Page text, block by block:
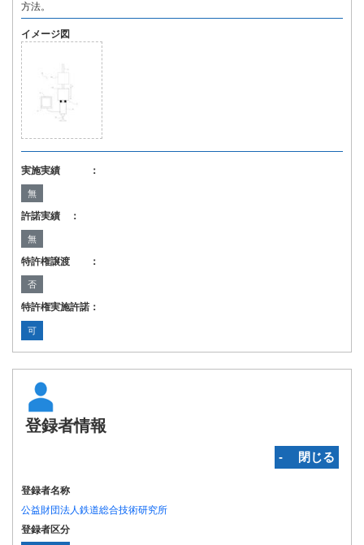
方法。
イメージ図
実施実績 ：
無
許諾実績 ：
無
特許権譲渡 ：
否
特許権実施許諾：
可
登録者情報
‐ 閉じる
登録者名称
公益財団法人鉄道総合技術研究所
登録者区分